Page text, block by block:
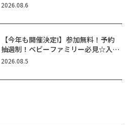
め！びしょぬれ水あそび・激辛グル
ん！
2026.08.6
【今年も開催決定!】参加無料！予約
抽選制！ベビーファミリー必見☆入場
無料☆10/29(木)30(金)ママベビーフ
エリ守山
2026.08.5